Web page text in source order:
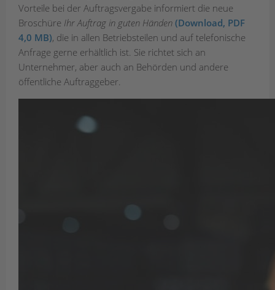
Vorteile bei der Auftragsvergabe informiert die neue
Broschüre Ihr Auftrag in guten Händen (Download, PDF
4,0 MB), die in allen Betriebsteilen und auf telefonische
Anfrage gerne erhältlich ist. Sie richtet sich an
Unternehmer, aber auch an Behörden und andere
öffentliche Auftraggeber.